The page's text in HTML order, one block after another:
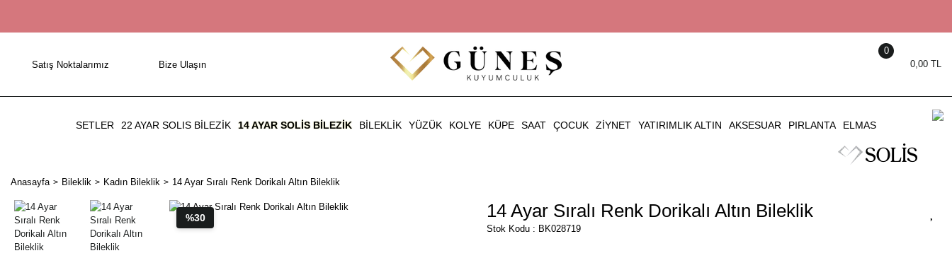
Satış Noktalarımız Bize Ulaşın 0,00 TL
0
SETLER 22 AYAR SOLIS BİLEZİK 14 AYAR SOLIS BILEZIK BILEKLIK YÜZÜK KOLYE KÜPE SAAT ÇOCUK ZIYNET YATIRIMLIK ALTIN AKSESUAR PIRLANTA ELMAS
Anasayfa Bileklik Kadın Bileklik 14 Ayar Sıralı Renk Dorikalı Altın Bileklik
%30 14 Ayar Sıralı Renk Dorikalı Altın Bileklik
Stok Kodu : BK028719